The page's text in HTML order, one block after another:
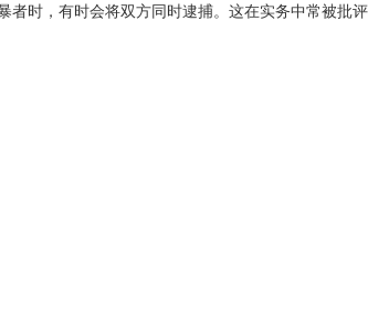
时，有时会将双方同时逮捕。这在实务中常被批